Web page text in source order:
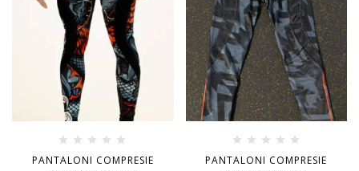
PANTALONI COMPRESIE
PANTALONI COMPRESIE